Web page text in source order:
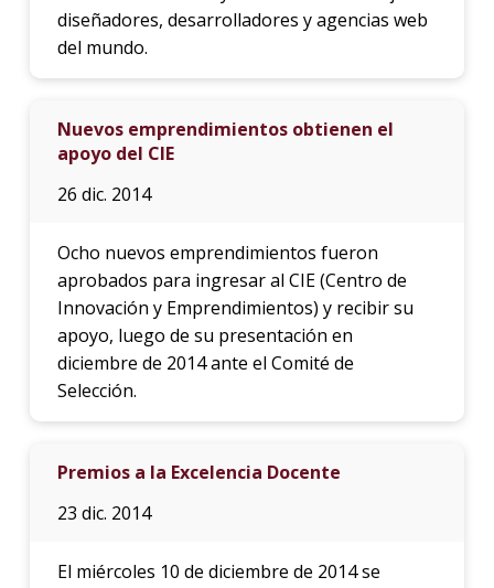
diseñadores, desarrolladores y agencias web
del mundo.
Nuevos emprendimientos obtienen el
apoyo del CIE
26 dic. 2014
Ocho nuevos emprendimientos fueron
aprobados para ingresar al CIE (Centro de
Innovación y Emprendimientos) y recibir su
apoyo, luego de su presentación en
diciembre de 2014 ante el Comité de
Selección.
Premios a la Excelencia Docente
23 dic. 2014
El miércoles 10 de diciembre de 2014 se